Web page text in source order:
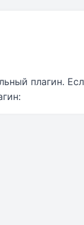
плагин.